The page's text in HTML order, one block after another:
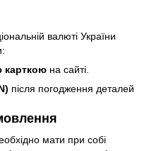
валюті України
карткою на сайті.
після погодження деталей
мати при собі